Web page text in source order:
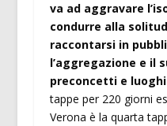
va ad aggravare
condurre alla
raccontarsi in
l’aggregazione e il
preconcetti e
tappe per 220 giorni
Verona è la quarta